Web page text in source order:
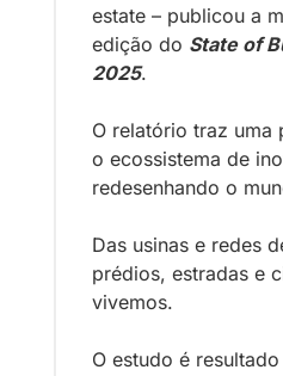
estate – publicou a
edição do State of
2025.
O relatório traz uma
o ecossistema de
redesenhando o
Das usinas e redes
prédios, estradas e
vivemos.
O estudo é